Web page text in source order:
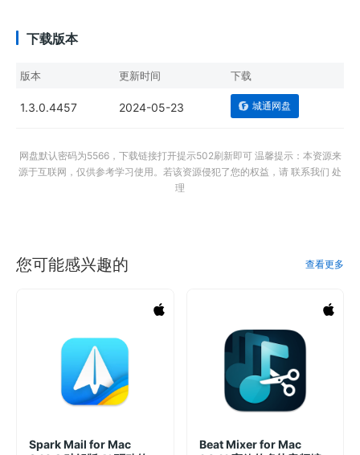
下载版本
版本 更新时间 下载
1.3.0.4457 2024-05-23 城通网盘
网盘默认密码为5566，下载链接打开提示502刷新即可 温馨提示：本资源来
源于互联网，仅供参考学习使用。若该资源侵犯了您的权益，请 联系我们 处
理
您可能感兴趣的 查看更多
Spark Mail for Mac
Beat Mixer for Mac